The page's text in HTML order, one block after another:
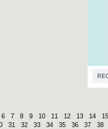
6 7 8 9 10 11 12 13 14 15
31 32 33 34 35 36 37 38